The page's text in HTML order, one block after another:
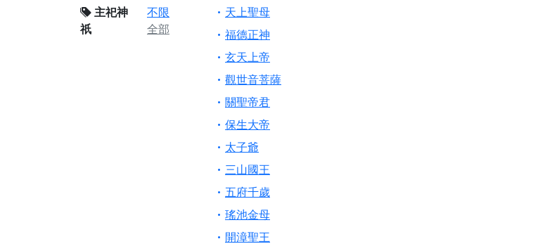
【新北八里 紫德宮】丙午年中元普渡讚普超薦法會，普施眾生・慎
【台北北投金虎爺會】父親節陪爸爸一起闖關趣，邀請大小朋友一
【新北八里 紫德宮】父親節奉茶感恩活動，一杯茶，一份心意；一
【桃園新屋 深圳玄天宮】農曆七月擴大犒軍科儀，吉祥月不只有
【桃園新屋 深圳玄天宮】七娘媽聖誕祝壽慶典，誠摯邀請十方善
【桃園慈善宮(天公廟)】虎爺元帥 開光大典，祈求虎爺神威護持，
歡迎友廟長官、小編加入我們LINE官方帳號，讓我們協助您的廟宇
歡迎信眾分享您前往廟宇的參拜體驗，推廣您的信仰
主祀神
祇
不限
全部
天上聖母
福德正神
玄天上帝
觀世音菩薩
關聖帝君
保生大帝
太子爺
三山國王
五府千歲
瑤池金母
開漳聖王